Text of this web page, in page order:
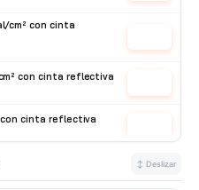
cm² con cinta
con cinta reflectiva
con cinta reflectiva
con Cinta
Cotizar
↕ Deslizar